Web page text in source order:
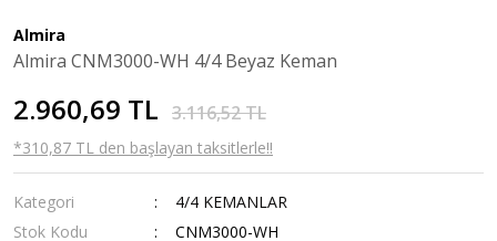
Almira
Almira CNM3000-WH 4/4 Beyaz Keman
2.960,69 TL 3.116,52 TL
*310,87 TL den başlayan taksitlerle!!
Kategori
4/4 KEMANLAR
Stok Kodu
CNM3000-WH